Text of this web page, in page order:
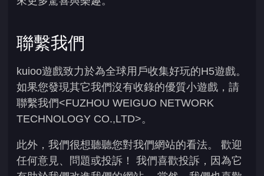
聯繫我們
kuioo遊戲致力於為全球用戶收集好玩的H5遊戲。
如果您發現其它我們沒有收錄的優質小遊戲，請
聯繫我們<FUZHOU WEIGUO NETWORK
TECHNOLOGY CO.,LTD>。
此外，我們很想聽聽您對我們網站的看法。 歡迎
任何意見、問題或投訴！ 我們喜歡投訴，因為它